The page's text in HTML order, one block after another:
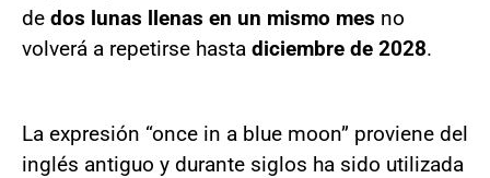
de dos lunas llenas en un mismo mes no
volverá a repetirse hasta diciembre de 2028.
La expresión “once in a blue moon” proviene del
inglés antiguo y durante siglos ha sido utilizada